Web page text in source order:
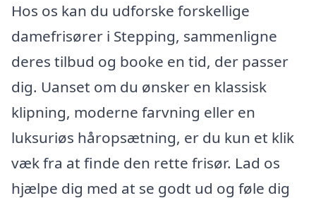
Hos os kan du udforske forskellige
damefrisører i Stepping, sammenligne
deres tilbud og booke en tid, der passer
dig. Uanset om du ønsker en klassisk
klipning, moderne farvning eller en
luksuriøs håropsætning, er du kun et klik
væk fra at finde den rette frisør. Lad os
hjælpe dig med at se godt ud og føle dig